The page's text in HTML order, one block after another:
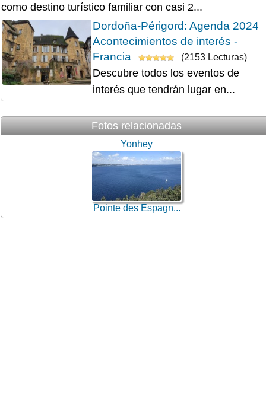
como destino turístico familiar con casi 2...
Dordoña-Périgord: Agenda 2024
Acontecimientos de interés -
Francia
(2153 Lecturas)
Descubre todos los eventos de
interés que tendrán lugar en...
Fotos relacionadas
Yonhey
Pointe des Espagn...